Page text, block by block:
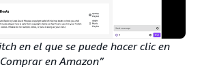
en el que se puede hacer clic en
en Amazon”